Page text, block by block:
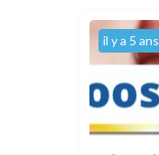
il y a 5 ans